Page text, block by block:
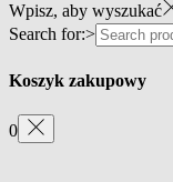
Wpisz, aby wyszukać
Search for:>
Koszyk zakupowy
0